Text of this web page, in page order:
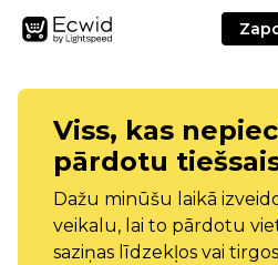
Viss, kas
pārdotu
Dažu minūšu laikā
veikalu, lai to pārdotu
saziņas līdzekļos vai